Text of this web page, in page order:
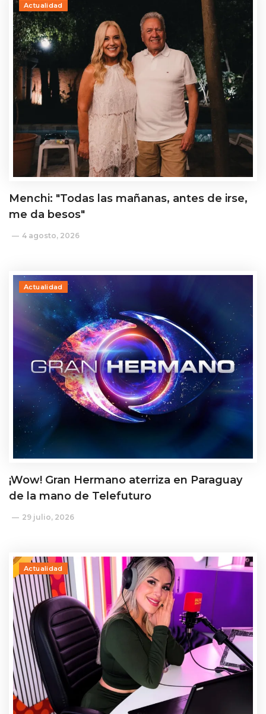
Actualidad
Menchi: "Todas las mañanas, antes de irse,
me da besos"
4 agosto, 2026
Actualidad
¡Wow! Gran Hermano aterriza en Paraguay
de la mano de Telefuturo
29 julio, 2026
Actualidad